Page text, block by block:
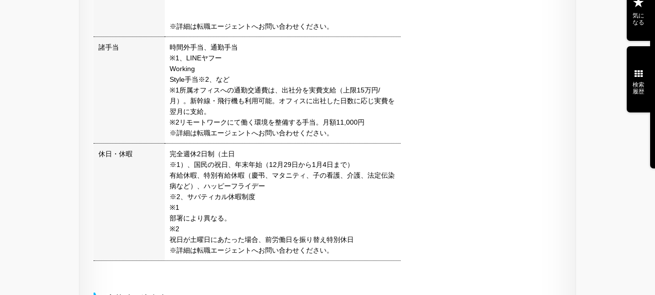
※詳細は転職エージェントへお問い合わせください。
諸手当
時間外手当、通勤手当
※1、LINEヤフー
Working
Style手当※2、など
※1所属オフィスへの通勤交通費は、出社分を実費支給（上限15万円/
月）。新幹線・飛行機も利用可能。オフィスに出社した日数に応じ実費を
翌月に支給。
※2リモートワークにて働く環境を整備する手当。月額11,000円
※詳細は転職エージェントへお問い合わせください。
休日・休暇
完全週休2日制（土日
※1）、国民の祝日、年末年始（12月29日から1月4日まで）
有給休暇、特別有給休暇（慶弔、マタニティ、子の看護、介護、法定伝染
病など）、ハッピーフライデー
※2、サバティカル休暇制度
※1
部署により異なる。
※2
祝日が土曜日にあたった場合、前労働日を振り替え特別休日
※詳細は転職エージェントへお問い合わせください。
気に
なる
検索
履歴